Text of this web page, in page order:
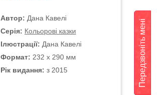
Передзвоніть мені
Автор: Дана Кавелі
Серія: Кольорові казки
Ілюстрації: Дана Кавелі
Формат: 232 х 290 мм
Рік видання: з 2015